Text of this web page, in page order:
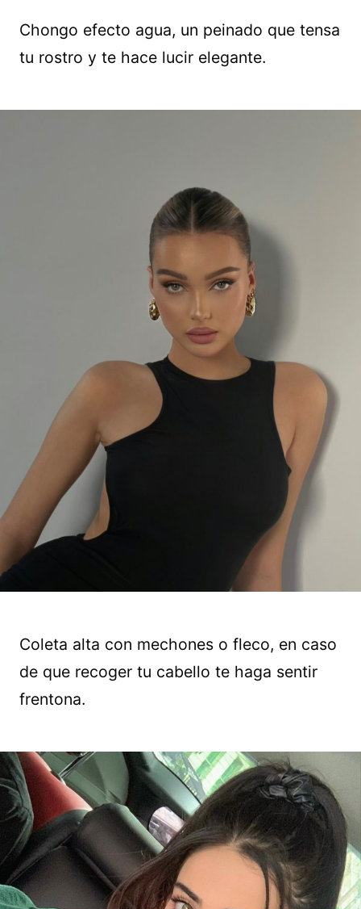
Chongo efecto agua, un peinado que tensa
tu rostro y te hace lucir elegante.
Coleta alta con mechones o fleco, en caso
de que recoger tu cabello te haga sentir
frentona.